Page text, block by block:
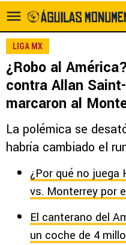
LIGA MX
¿Robo al
contra Allan
marcaron al
La polémica se
habría cambiado el
¿Por qué no juega
vs. Monterrey por
El canterano del
un coche de 4